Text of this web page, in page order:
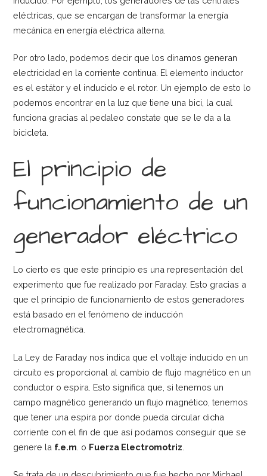
eléctricas, que se encargan de transformar la energía
mecánica en energía eléctrica alterna.
Por otro lado, podemos decir que los dinamos generan
electricidad en la corriente continua. El elemento inductor
es el estátor y el inducido e el rotor. Un ejemplo de esto lo
podemos encontrar en la luz que tiene una bici, la cual
funciona gracias al pedaleo constate que se le da a la
bicicleta.
El principio de
funcionamiento de un
generador eléctrico
Lo cierto es que este principio es una representación del
experimento que fue realizado por Faraday. Esto gracias a
que el principio de funcionamiento de estos generadores
está basado en el fenómeno de inducción
electromagnética.
La Ley de Faraday nos indica que el voltaje inducido en un
circuito es proporcional al cambio de flujo magnético en un
conductor o espira. Esto significa que, si tenemos un
campo magnético generando un flujo magnético, tenemos
que tener una espira por donde pueda circular dicha
corriente con el fin de que así podamos conseguir que se
genere la f.e.m . o Fuerza Electromotriz